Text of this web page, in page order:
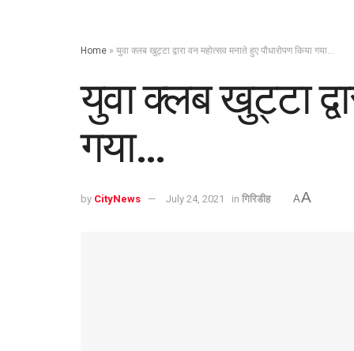
Home » युवा क्लब खुट्टा द्वारा वन महोत्सव मनाते हुए पौधारोपण किया गया…
युवा क्लब खुट्टा
गया…
by CityNews July 24, 2021 in गिरिडीह AA